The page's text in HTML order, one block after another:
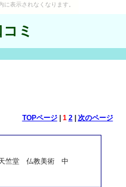
表示されなくなります。
ミ
TOPページ| 1 2| 次のページ
竺堂 仏教美術 中